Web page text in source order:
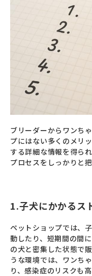
ブリーダーからワンち
プにはない多くのメリ
する詳細な情報を得ら
プロセスをしっかりと
1.子犬にかかるス
ペットショップでは、
動したり、短期間の間
の犬と密集した状態で
うな環境では、ワンち
り、感染症のリスクも高